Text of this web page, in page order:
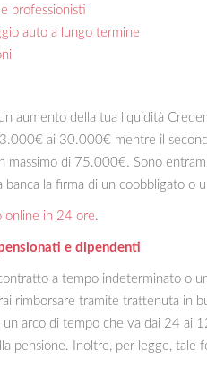
professionisti
auto a lungo termine
aumento della tua liquidità
ai 30.000€ mentre il
massimo di 75.000€. Sono
banca la firma di un coobbligato o
online in 24 ore.
e dipendenti
a tempo indeterminato o
rimborsare tramite trattenuta in
arco di tempo che va dai 24 ai
pensione. Inoltre, per legge,